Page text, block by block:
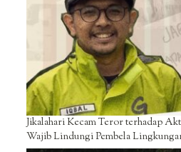
Jikalahari Kecam Teror terhadap
Wajib Lindungi Pembela